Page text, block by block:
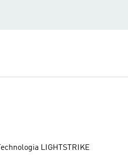
Technologia LIGHTSTRIKE